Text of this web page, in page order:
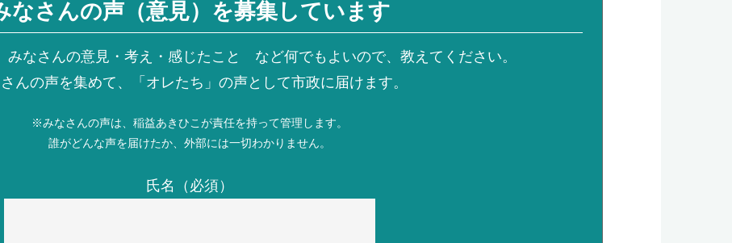
なさんの声（意見）を募集しています
みなさんの意見・考え・感じたこと など何でもよいので、教えてください。
んの声を集めて、「オレたち」の声として市政に届けます。
※みなさんの声は、稲益あきひこが責任を持って管理します。
誰がどんな声を届けたか、外部には一切わかりません。
氏名（必須）